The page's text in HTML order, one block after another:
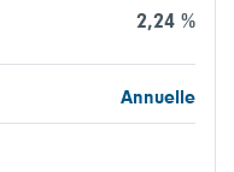
2,24 %
Annuelle